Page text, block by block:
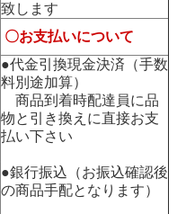
致します
〇お支払いについて
●代金引換現金決済（手数
料別途加算）
商品到着時配達員に品
物と引き換えに直接お支
払い下さい
●銀行振込（お振込確認後
の商品手配となります）